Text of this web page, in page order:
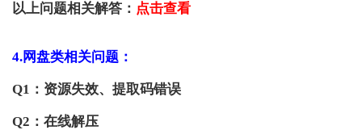
以上问题相关解答： 点击查看
4.网盘类相关问题：
Q1：资源失效、提取码错误
Q2：在线解压